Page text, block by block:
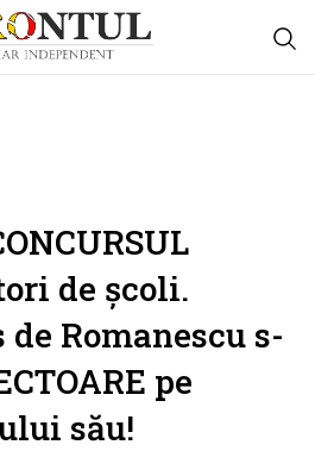
de școli.
Romanescu s-
pe
său!